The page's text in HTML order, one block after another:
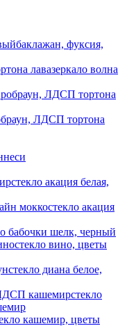
баклажан, фуксия,
зеркало волна
ЛДСП тортона
стекло акация белая,
стекло акация
бабочки шелк, черный
стекло вино, цветы
стекло диана белое,
стекло
кашемир, цветы